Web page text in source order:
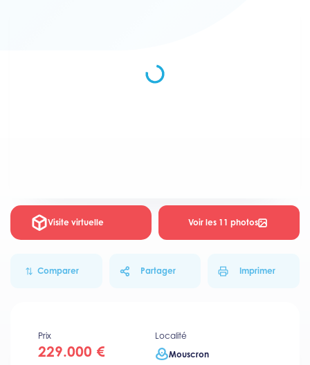
Visite virtuelle Voir les 11 photos
Comparer Partager Imprimer
Prix
229.000 €
Localité
Mouscron